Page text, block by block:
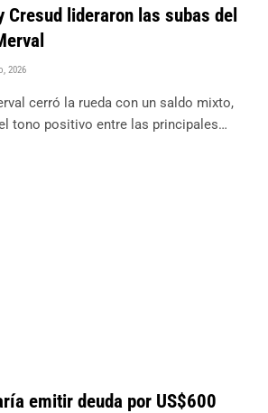
Cresud lideraron las subas del
2026
cerró la rueda con un saldo mixto,
tono positivo entre las principales…
emitir deuda por US$600